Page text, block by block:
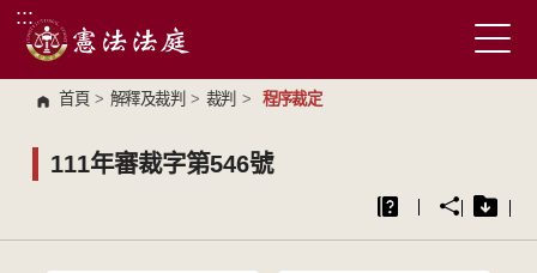
跳到主要內容區塊
:::
首頁 > 解釋及裁判 > 裁判 > 程序裁定
111年審裁字第546號